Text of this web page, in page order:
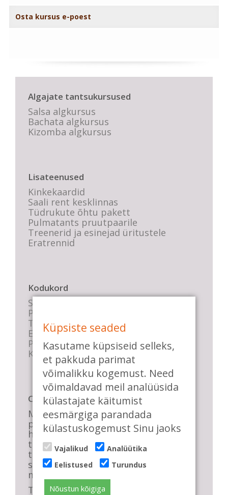
Osta kursus e-poest
Algajate tantsukursused
Salsa algkursus
Bachata algkursus
Kizomba algkursus
Lisateenused
Kinkekaardid
Saali rent kesklinnas
Tüdrukute õhtu pakett
Pulmatants pruutpaarile
Treenerid ja esinejad üritustele
Eratrennid
Kodukord
Stuudio sisekord
Privaatsustingimused
Tasemete kirjeldused
E-poe tingimused
Parkimise info
KKK
Casa de Baile
Me pühendume lõbusale olemisele,
positiivsele seltskonnale ja
huvitavatele ning kasulikele
tantsudele. Kui mõnes meie
talveõhtuses trennis tuled kustutada,
siis vaatab vastu säravate silmade
meri, mis näitab, et oleme õigel teel!
Tule ka sina meie sekka.
Küpsiste seaded
Kasutame küpsiseid selleks,
et pakkuda parimat
võimalikku kogemust. Need
võimaldavad meil analüüsida
külastajate käitumist
eesmärgiga parandada
külastuskogemust Sinu jaoks
Vajalikud
Analüütika
Eelistused
Turundus
Nõustun kõigiga